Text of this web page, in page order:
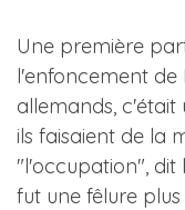
Une première
l'enfoncement de
allemands,
ils faisaient de la
"l'occupation", dit
fut une fêlure